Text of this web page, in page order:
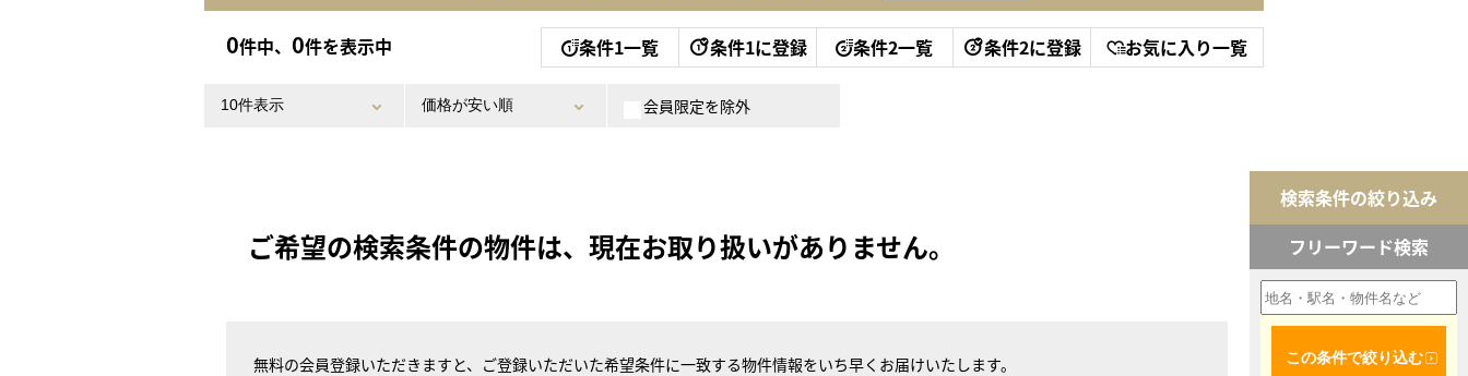
0件中、 0件を表示中 条件1一覧 条件1に登録 条件2一覧 条件2に登録 お気に入り一覧
会員限定を除外
ご希望の検索条件の物件は、現在お取り扱いがありません。
無料の会員登録いただきますと、ご登録いただいた希望条件に一致する物件情報をいち早くお届けいたします。
検索条件の絞り込み
フリーワード検索
この条件で絞り込む